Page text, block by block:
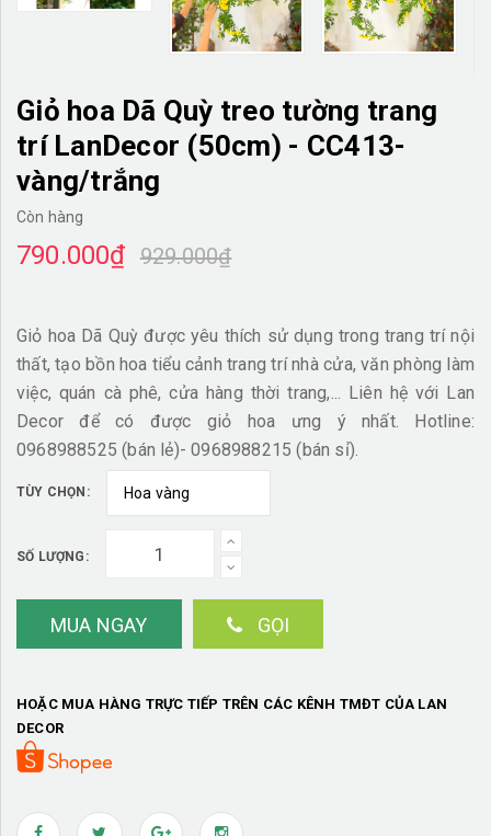
Giỏ hoa Dã Quỳ treo tường trang
trí LanDecor (50cm) - CC413-
vàng/trắng
Còn hàng
790.000₫ 929.000₫
Giỏ hoa Dã Quỳ được yêu thích sử dụng trong trang trí nội
thất, tạo bồn hoa tiểu cảnh trang trí nhà cửa, văn phòng làm
việc, quán cà phê, cửa hàng thời trang,... Liên hệ với Lan
Decor để có được giỏ hoa ưng ý nhất. Hotline:
0968988525 (bán lẻ)- 0968988215 (bán sỉ).
TÙY CHỌN:
SỐ LƯỢNG:
MUA NGAY GỌI
HOẶC MUA HÀNG TRỰC TIẾP TRÊN CÁC KÊNH TMĐT CỦA LAN
DECOR